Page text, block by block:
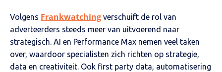
Volgens Frankwatching verschuift de rol van
adverteerders steeds meer van uitvoerend naar
strategisch. AI en Performance Max nemen veel taken
over, waardoor specialisten zich richten op strategie,
data en creativiteit. Ook first party data, automatisering